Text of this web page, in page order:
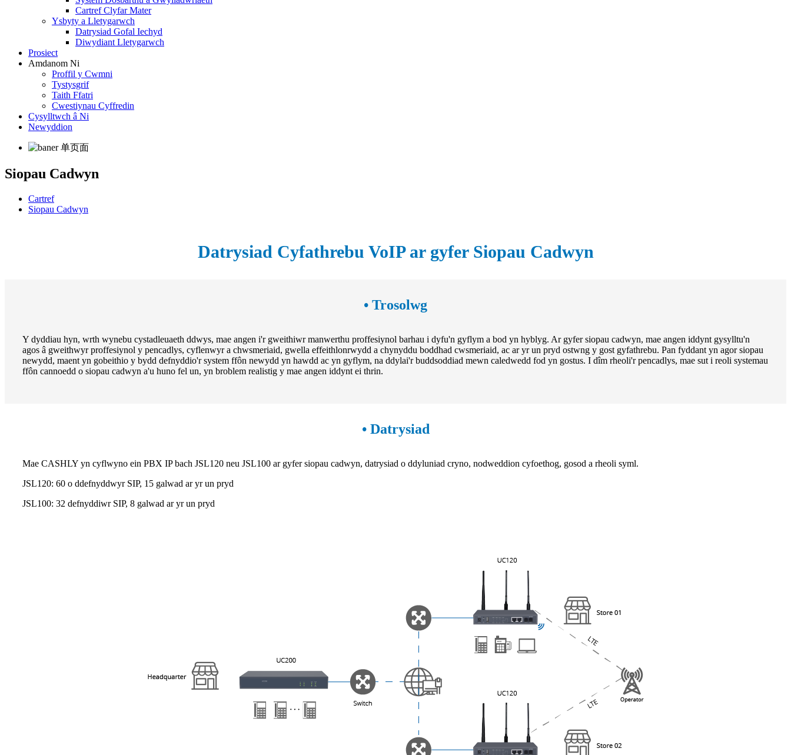
Cartref Clyfar Mater
Ysbyty a Lletygarwch
Datrysiad Gofal Iechyd
Diwydiant Lletygarwch
Prosiect
Amdanom Ni
Proffil y Cwmni
Tystysgrif
Taith Ffatri
Cwestiynau Cyffredin
Cysylltwch â Ni
Newyddion
Siopau Cadwyn
Cartref
Siopau Cadwyn
Datrysiad Cyfathrebu VoIP ar gyfer Siopau Cadwyn
• Trosolwg
Y dyddiau hyn, wrth wynebu cystadleuaeth ddwys, mae angen i'r gweithiwr manwerthu proffesiynol barhau i dyfu'n gyflym a bod yn hyblyg. Ar gyfer siopau cadwyn, mae angen iddynt gysylltu'n
agos â gweithwyr proffesiynol y pencadlys, cyflenwyr a chwsmeriaid, gwella effeithlonrwydd a chynyddu boddhad cwsmeriaid, ac ar yr un pryd ostwng y gost gyfathrebu. Pan fyddant yn agor siopau
newydd, maent yn gobeithio y bydd defnyddio'r system ffôn newydd yn hawdd ac yn gyflym, na ddylai'r buddsoddiad mewn caledwedd fod yn gostus. I dîm rheoli'r pencadlys, mae sut i reoli systemau
ffôn cannoedd o siopau cadwyn a'u huno fel un, yn broblem realistig y mae angen iddynt ei thrin.
• Datrysiad
Mae CASHLY yn cyflwyno ein PBX IP bach JSL120 neu JSL100 ar gyfer siopau cadwyn, datrysiad o ddyluniad cryno, nodweddion cyfoethog, gosod a rheoli syml.
JSL120: 60 o ddefnyddwyr SIP, 15 galwad ar yr un pryd
JSL100: 32 defnyddiwr SIP, 8 galwad ar yr un pryd